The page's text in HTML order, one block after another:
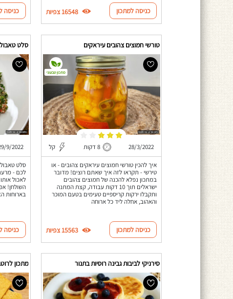
כניסה למתכון 16548 צפיות כניסה
טורשי חמוצים צהובים עיראקים
28/3/2022 8 דקות קל
איך להכין טורשי חמוצים עיראקים צהובים - או
טירשי - תקראו לזה איך שאתם רוצים! מדובר
במתכון נפלא להכנה של חמוצים צהובים
ישראלים תוך 10 דקות עבודה, קצת המתנה
ותקבלו ירקות קריספיים טעימים בטעם המוכר
והאהוב, אחלה ליד כל ארוחה
מתכון טבעוני
כניסה למתכון 15563 צפיות
סלט
9/2022
סלט
לכם -
לאכול
השולחן!
בארוחות
כניסה
סירניקי לביבות גבינה רוסיות בתנור מתכון